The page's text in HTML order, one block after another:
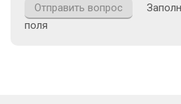
поля